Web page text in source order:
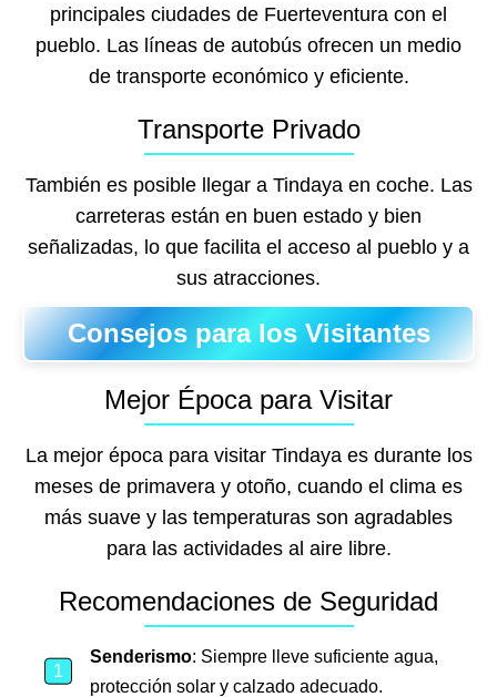
principales ciudades de Fuerteventura con el
pueblo. Las líneas de autobús ofrecen un medio
de transporte económico y eficiente.
Transporte Privado
También es posible llegar a Tindaya en coche. Las
carreteras están en buen estado y bien
señalizadas, lo que facilita el acceso al pueblo y a
sus atracciones.
Consejos para los Visitantes
Mejor Época para Visitar
La mejor época para visitar Tindaya es durante los
meses de primavera y otoño, cuando el clima es
más suave y las temperaturas son agradables
para las actividades al aire libre.
Recomendaciones de Seguridad
Senderismo: Siempre lleve suficiente agua,
protección solar y calzado adecuado.